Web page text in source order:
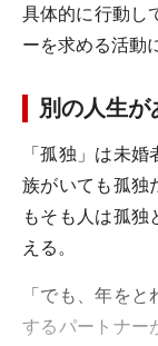
具体的に行動し
ーを求める活動
別の人生
「孤独」は未
族がいても孤独
もそも人は孤独
える。
「でも、年を
するパートナー